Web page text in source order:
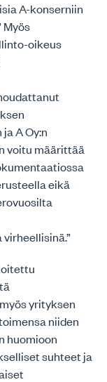
A-konserniin
Myös
oikeus
A Oy:n
voitu määrittää
eikä
yrityksen
niiden
huomioon
suhteet ja